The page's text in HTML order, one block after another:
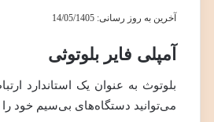
آخرین به روز رسانی: 14/05/1405
آمپلی فایر بلوتوثی
بلوتوث به عنوان یک استاندارد
می‌توانید دستگاه‌های بی‌سیم خود